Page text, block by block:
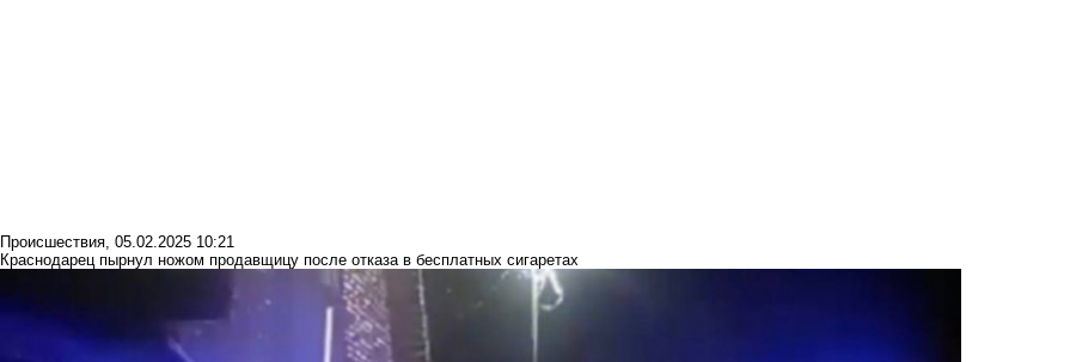
Происшествия, 05.02.2025 10:21
Краснодарец пырнул ножом продавщицу после отказа в бесплатных сигаретах